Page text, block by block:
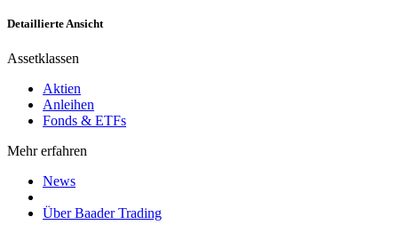
Detaillierte Ansicht
Assetklassen
Aktien
Anleihen
Fonds & ETFs
Mehr erfahren
News
Über Baader Trading